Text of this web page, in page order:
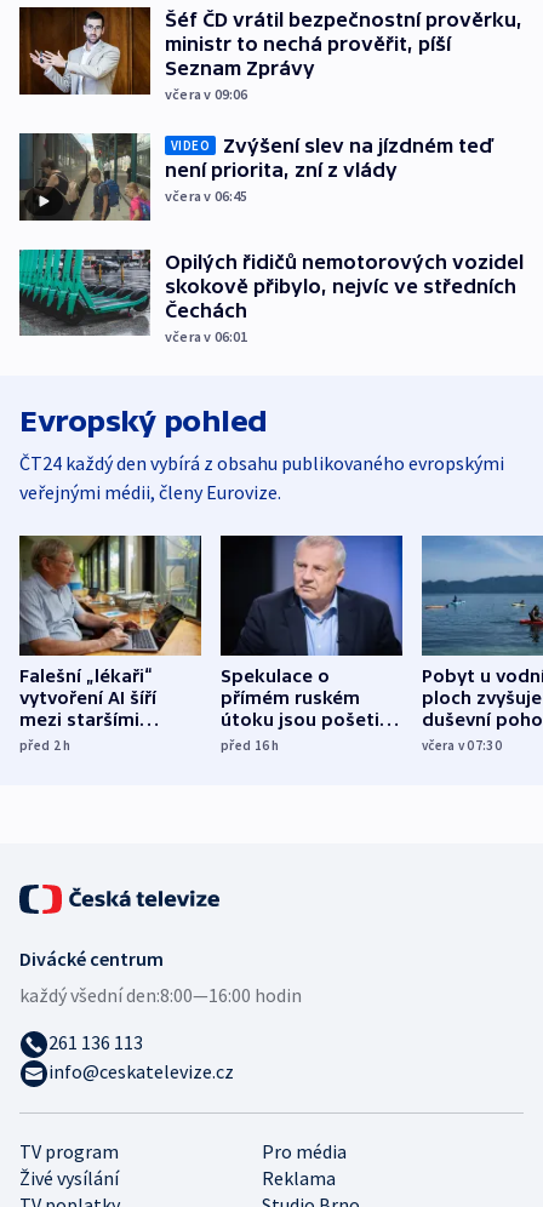
Šéf ČD vrátil bezpečnostní prověrku,
ministr to nechá prověřit, píší
Seznam Zprávy
včera v 09:06
VIDEO
Zvýšení slev na jízdném teď
není priorita, zní z vlády
včera v 06:45
Opilých řidičů nemotorových vozidel
skokově přibylo, nejvíc ve středních
Čechách
včera v 06:01
Evropský pohled
ČT24 každý den vybírá z obsahu publikovaného evropskými
veřejnými médii, členy Eurovize.
Falešní „lékaři“
vytvoření AI šíří
mezi staršími
Poláky nebezpečné
před 2h
Spekulace o
přímém ruském
útoku jsou pošetilé,
míní estonský
před 16h
Pobyt u
ploch zvyšuje
duševní
ukázala
včera v 07:30
TV program
Pro média
Živé vysílání
Reklama
Divácké centrum
každý všední den:8:00—16:00 hodin
261 136 113
info@ceskatelevize.cz